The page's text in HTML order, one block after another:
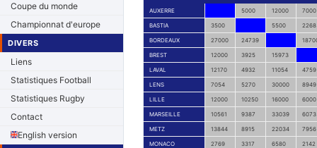
Coupe du monde
Championnat d'europe
DIVERS
Liens
Statistiques Football
Statistiques Rugby
Contact
English version
AUXERRE 5000 12000 7000
BASTIA 3500 5500 2268
BORDEAUX 27000 24739
BREST 12000 3925 15973
LAVAL 12170 4932 11054 4759
LENS 7054 5270 30000 8949
LILLE 12000 10250 16000 6000
MARSEILLE 10561 9387 33039 6073
METZ 13844 8915 22034 7956
MONACO 2769 3317 6580 2142